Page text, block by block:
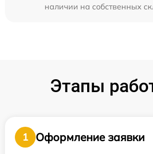
наличии на собственных
Этапы
1
Оформление заявки